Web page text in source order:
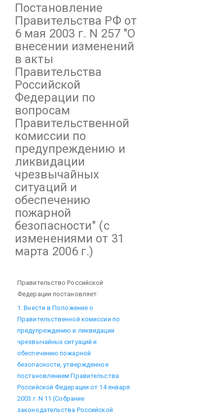
Постановление
Правительства РФ от
6 мая 2003 г. N 257"О
внесении изменений
в акты
Правительства
Российской
Федерации по
вопросам
Правительственной
комиссии по
предупреждению и
ликвидации
чрезвычайных
ситуаций и
обеспечению
пожарной
безопасности" (с
изменениями от 31
марта 2006 г.)
Правительство Российской
Федерации постановляет:
1. Внести в Положение о
Правительственной комиссии по
предупреждению и ликвидации
чрезвычайных ситуаций и
обеспечению пожарной
безопасности, утвержденное
постановлением Правительства
Российской Федерации от 14 января
2003 г. N 11 (Собрание
законодательства Российской